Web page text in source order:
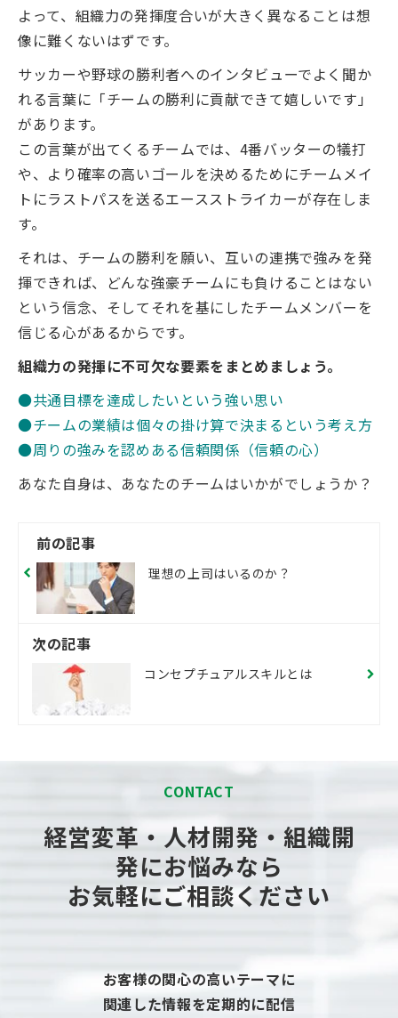
よって、組織力の発揮度合いが大きく異なることは想
像に難くないはずです。
サッカーや野球の勝利者へのインタビューでよく聞か
れる言葉に「チームの勝利に貢献できて嬉しいです」
があります。
この言葉が出てくるチームでは、4番バッターの犠打
や、より確率の高いゴールを決めるためにチームメイ
トにラストパスを送るエースストライカーが存在しま
す。
それは、チームの勝利を願い、互いの連携で強みを発
揮できれば、どんな強豪チームにも負けることはない
という信念、そしてそれを基にしたチームメンバーを
信じる心があるからです。
組織力の発揮に不可欠な要素をまとめましょう。
●共通目標を達成したいという強い思い
●チームの業績は個々の掛け算で決まるという考え方
●周りの強みを認めある信頼関係（信頼の心）
あなた自身は、あなたのチームはいかがでしょうか？
前の記事
理想の上司はいるのか？
次の記事
コンセプチュアルスキルとは
CONTACT
経営変革・人材開発・組織開
発にお悩みなら
お気軽にご相談ください
お客様の関心の高いテーマに
関連した情報を定期的に配信